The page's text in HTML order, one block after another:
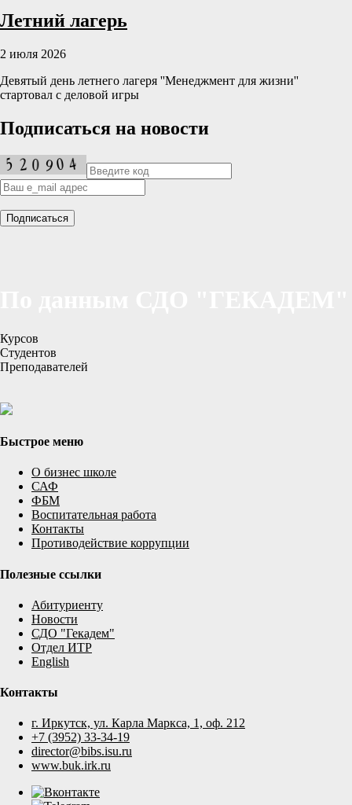
Летний лагерь
2 июля 2026
Девятый день летнего лагеря ''Менеджмент для жизни''
стартовал с деловой игры
Подписаться на новости
Курсов
Студентов
Преподавателей
Быстрое меню
О бизнес школе
САФ
ФБМ
Воспитательная работа
Контакты
Противодействие коррупции
Полезные ссылки
Абитуриенту
Новости
СДО "Гекадем"
Отдел ИТР
English
Контакты
г. Иркутск, ул. Карла Маркса, 1, оф. 212
+7 (3952) 33-34-19
director@bibs.isu.ru
www.buk.irk.ru